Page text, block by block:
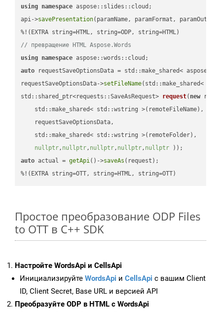
using namespace aspose::slides::cloud;
api->savePresentation(paramName, paramFormat,
// превращение HTML Aspose.Words
using namespace
auto requestSaveOptionsData = std::make_shared<
requestSaveOptionsData->setFileName(std::make_shared<
std::shared_ptr<requests::SaveAsRequest> request( new
    std::make_shared< std::wstring >(remoteFileName),
    requestSaveOptionsData,
    std::make_shared< std::wstring >(remoteFolder),
nullptr, nullptr, nullptr, nullptr, nullptr ))
auto actual = getApi()->saveAs (request);
%!(EXTRA string=OTT, string=HTML, string=OTT)
Простое преобразование ODP Files
to OTT в C++ SDK
Настройте WordsApi и CellsApi
Инициализируйте WordsApi и CellsApi с вашим Client
ID, Client Secret, Base URL и версией API
Преобразуйте ODP в HTML с WordsApi